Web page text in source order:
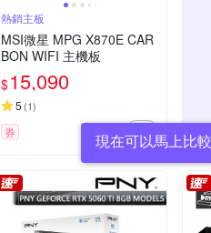
熱銷主板
MSI微星 MPG X870E CAR
BON WIFI 主機板
$15,090
5 (1)
券